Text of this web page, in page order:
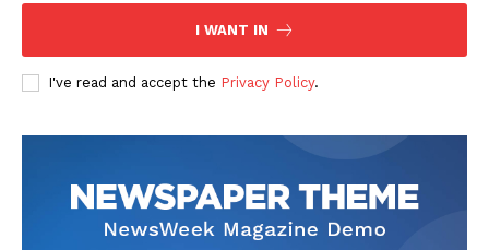
I WANT IN
I've read and accept the Privacy Policy.